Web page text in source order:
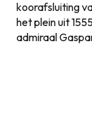
koorafsluiting
het plein uit
admiraal